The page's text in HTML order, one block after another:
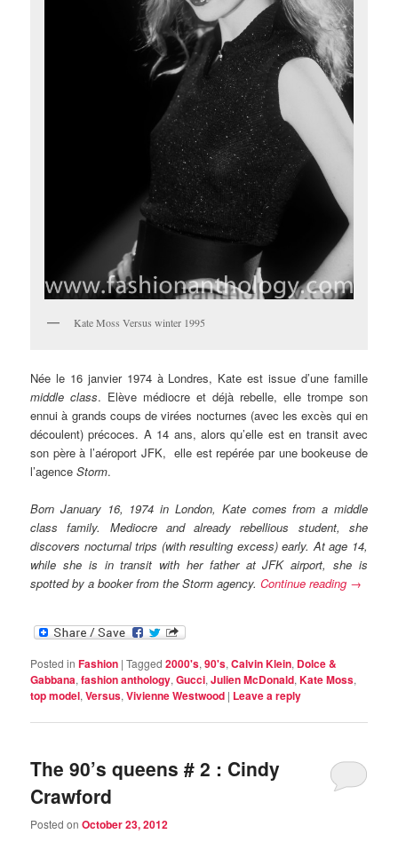
Kate Moss Versus winter 1995
Née le 16 janvier 1974 à Londres, Kate est issue d’une famille
middle class. Elève médiocre et déjà rebelle, elle trompe son
ennui à grands coups de virées nocturnes (avec les excès qui en
découlent) précoces. A 14 ans, alors qu’elle est en transit avec
son père à l’aéroport JFK, elle est repérée par une bookeuse de
l’agenceStorm.
Born January 16, 1974 in London, Kate comes from a middle
class family. Mediocre and already rebellious student, she
discovers nocturnal trips (with resulting excess) early. At age 14,
while she is in transit with her father at JFK airport, she is
spotted by a booker from the Storm agency.Continue reading →
Posted in Fashion |Tagged 2000's,90's,Calvin Klein, Dolce &
Gabbana,fashion anthology,Gucci,Julien McDonald,Kate Moss,
top model,Versus,Vivienne Westwood | Leave a reply
The 90’s queens # 2 : Cindy
Crawford
Posted onOctober 23, 2012